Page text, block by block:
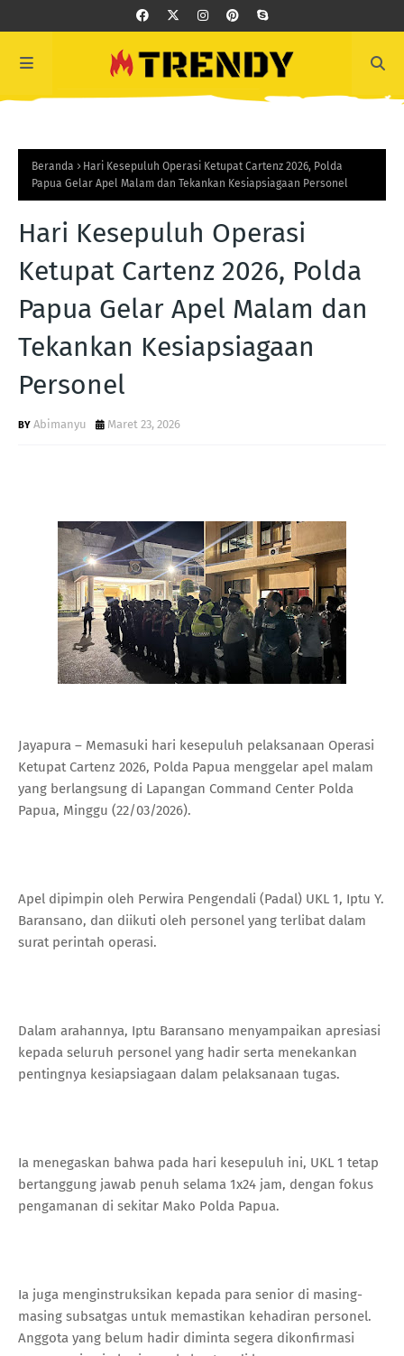
Beranda
Hari Kesepuluh Operasi Ketupat Cartenz 2026, Polda
Papua Gelar Apel Malam dan Tekankan Kesiapsiagaan Personel
Hari Kesepuluh Operasi
Ketupat Cartenz 2026, Polda
Papua Gelar Apel Malam dan
Tekankan Kesiapsiagaan
Personel
Abimanyu Maret 23, 2026
Jayapura – Memasuki hari kesepuluh pelaksanaan Operasi
Ketupat Cartenz 2026, Polda Papua menggelar apel malam
yang berlangsung di Lapangan Command Center Polda
Papua, Minggu (22/03/2026).
Apel dipimpin oleh Perwira Pengendali (Padal) UKL 1, Iptu Y.
Baransano, dan diikuti oleh personel yang terlibat dalam
surat perintah operasi.
Dalam arahannya, Iptu Baransano menyampaikan apresiasi
kepada seluruh personel yang hadir serta menekankan
pentingnya kesiapsiagaan dalam pelaksanaan tugas.
Ia menegaskan bahwa pada hari kesepuluh ini, UKL 1 tetap
bertanggung jawab penuh selama 1x24 jam, dengan fokus
pengamanan di sekitar Mako Polda Papua.
Ia juga menginstruksikan kepada para senior di masing-
masing subsatgas untuk memastikan kehadiran personel.
Anggota yang belum hadir diminta segera dikonfirmasi